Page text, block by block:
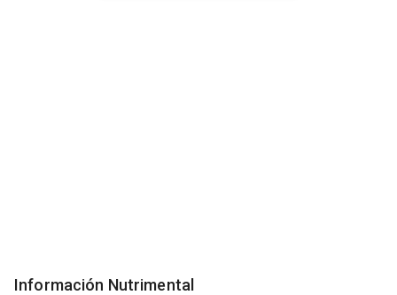
Información Nutrimental